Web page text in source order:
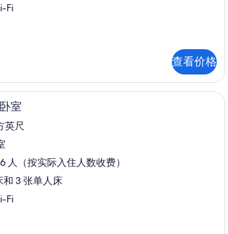
Fi
查看价格
高档床上用品、羽绒被、加厚床垫
室
英尺
人（按实际入住人数收费）
和 3 张单人床
Fi